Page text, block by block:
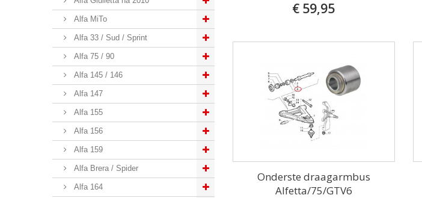
Alfa MiTo
Alfa 33 / Sud / Sprint
Alfa 75 / 90
Alfa 145 / 146
Alfa 147
Alfa 155
Alfa 156
Alfa 159
Alfa Brera / Spider
Alfa 164
€ 59,95
Onderste draagarmbus
Alfetta/75/GTV6